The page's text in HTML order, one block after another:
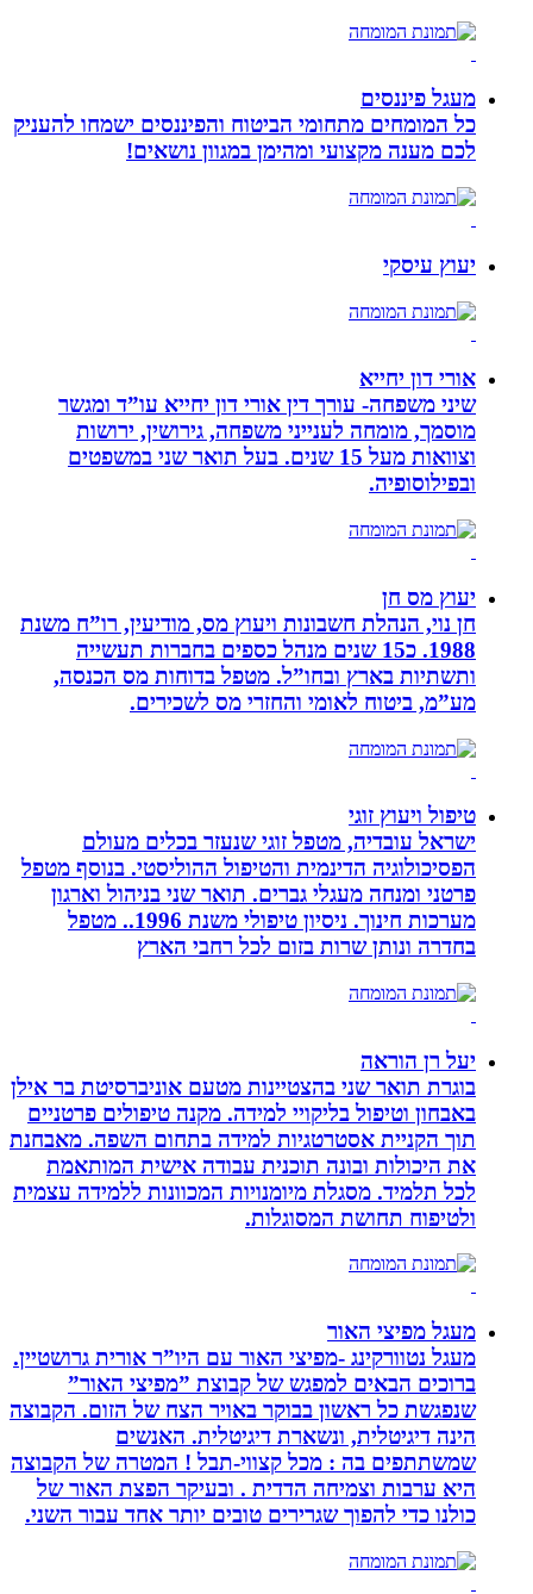
מעגל פיננסים
כל המומחים מתחומי הביטוח והפיננסים ישמחו להעניק
לכם מענה מקצועי ומהימן במגוון נושאים!
יעוץ עיסקי
אורי דון יחייא
שיני משפחה- עורך דין אורי דון יחייא עו”ד ומגשר
מוסמך, מומחה לענייני משפחה, גירושין, ירושות
וצוואות מעל 15 שנים. בעל תואר שני במשפטים
ובפילוסופיה.
יעוץ מס חן
חן נוי, הנהלת חשבונות ויעוץ מס, מודיעין, רו”ח משנת
1988. כ15 שנים מנהל כספים בחברות תעשייה
ותשתיות בארץ ובחו”ל. מטפל בדוחות מס הכנסה,
מע”מ, ביטוח לאומי והחזרי מס לשכירים.
טיפול ויעוץ זוגי
ישראל עובדיה, מטפל זוגי שנעזר בכלים מעולם
הפסיכולוגיה הדינמית והטיפול ההוליסטי. בנוסף מטפל
פרטני ומנחה מעגלי גברים. תואר שני בניהול וארגון
מערכות חינוך. ניסיון טיפולי משנת 1996.. מטפל
בחדרה ונותן שרות בזום לכל רחבי הארץ
יעל רן הוראה
בוגרת תואר שני בהצטיינות מטעם אוניברסיטת בר אילן
באבחון וטיפול בליקויי למידה. מקנה טיפולים פרטניים
תוך הקניית אסטרטגיות למידה בתחום השפה. מאבחנת
את היכולות ובונה תוכנית עבודה אישית המותאמת
לכל תלמיד. מסגלת מיומנויות המכוונות ללמידה עצמית
ולטיפוח תחושת המסוגלות.
מעגל מפיצי האור
מעגל נטוורקינג -מפיצי האור עם היו”ר אורית גרושטיין.
ברוכים הבאים למפגש של קבוצת ”מפיצי האור”
שנפגשת כל ראשון בבוקר באויר הצח של הזום. הקבוצה
הינה דיגיטלית, ונשארת דיגיטלית. האנשים
שמשתתפים בה : מכל קצווי-תבל ! המטרה של הקבוצה
היא ערבות וצמיחה הדדית . ובעיקר הפצת האור של
כולנו כדי להפוך שגרירים טובים יותר אחד עבור השני.